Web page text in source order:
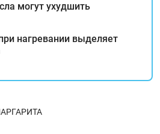
могут ухудшить
нагревании выделяет